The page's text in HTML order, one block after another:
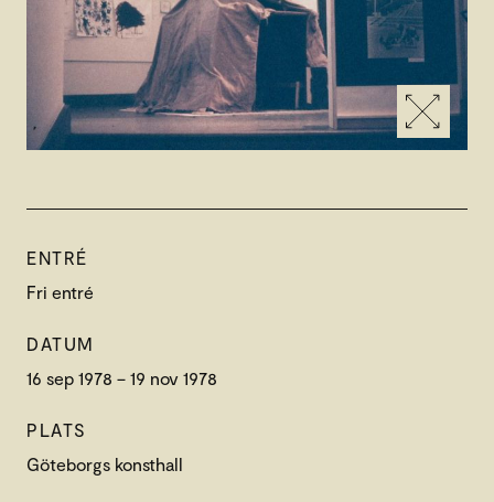
ENTRÉ
Fri entré
DATUM
16 sep 1978 – 19 nov 1978
PLATS
Göteborgs konsthall